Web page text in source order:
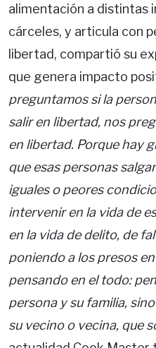
alimentación a distintas
cárceles, y articula con
libertad, compartió su
que genera impacto
preguntamos si la
salir en libertad, nos
en libertad. Porque hay
que esas personas
iguales o peores
intervenir en la vida de
en la vida de delito, de
poniendo a los presos
pensando en el todo:
persona y su familia,
su vecino o vecina, que